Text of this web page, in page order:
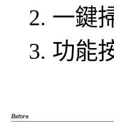
2. 一鍵
3. 功能